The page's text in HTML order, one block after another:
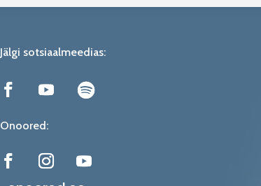
Jälgi sotsiaalmeedias:
Onoored: